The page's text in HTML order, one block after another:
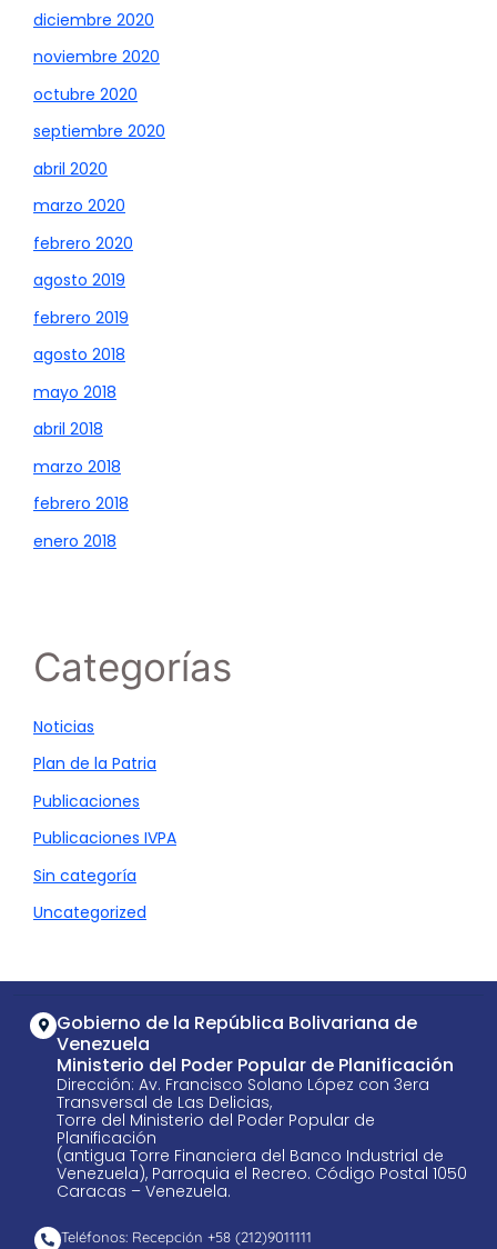
diciembre 2020
noviembre 2020
octubre 2020
septiembre 2020
abril 2020
marzo 2020
febrero 2020
agosto 2019
febrero 2019
agosto 2018
mayo 2018
abril 2018
marzo 2018
febrero 2018
enero 2018
Categorías
Noticias
Plan de la Patria
Publicaciones
Publicaciones IVPA
Sin categoría
Uncategorized
Gobierno de la República Bolivariana de
Venezuela
Ministerio del Poder Popular de Planificación
Dirección: Av. Francisco Solano López con 3era
Transversal de Las Delicias,
Torre del Ministerio del Poder Popular de
Planificación
(antigua Torre Financiera del Banco Industrial de
Venezuela), Parroquia el Recreo. Código Postal 1050
Caracas – Venezuela.
Teléfonos: Recepción +58 ​(212)9011111